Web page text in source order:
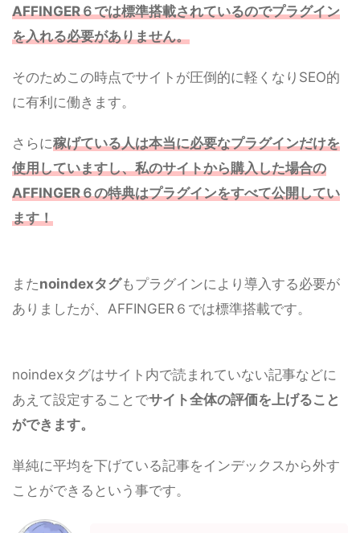
AFFINGER６では標準搭載されているのでプラグイン
を入れる必要がありません。
そのためこの時点でサイトが圧倒的に軽くなりSEO的
に有利に働きます。
さらに稼げている人は本当に必要なプラグインだけを
使用していますし、私のサイトから購入した場合の
AFFINGER６の特典はプラグインをすべて公開してい
ます！
またnoindexタグもプラグインにより導入する必要が
ありましたが、AFFINGER６では標準搭載です。
noindexタグはサイト内で読まれていない記事などに
あえて設定することでサイト全体の評価を上げること
ができます。
単純に平均を下げている記事をインデックスから外す
ことができるという事です。